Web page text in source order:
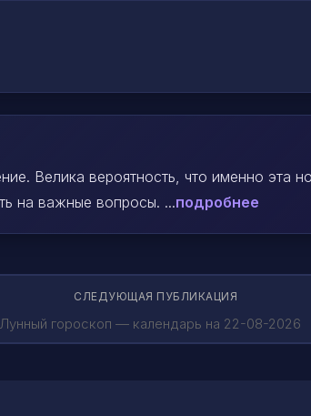
Велика вероятность, что именно эта
на важные вопросы. ...подробнее
СЛЕДУЮЩАЯ ПУБЛИКАЦИЯ
Лунный гороскоп — календарь на 22-08-2026